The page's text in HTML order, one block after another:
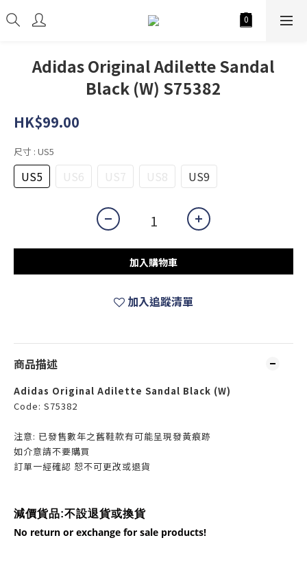
Adidas Original Adilette Sandal
Black (W) S75382
HK$99.00
尺寸 : US5
US5 US6 US7 US8 US9
加入購物車
加入追蹤清單
商品描述
Adidas Original Adilette Sandal Black (W)
Code: S75382
注意: 已發售數年之舊鞋款有可能呈現發黃痕跡
如介意請不要購買
訂單一經確認 恕不可更改或退貨
減價貨品:不設退貨或換貨
No return or exchange for sale products!